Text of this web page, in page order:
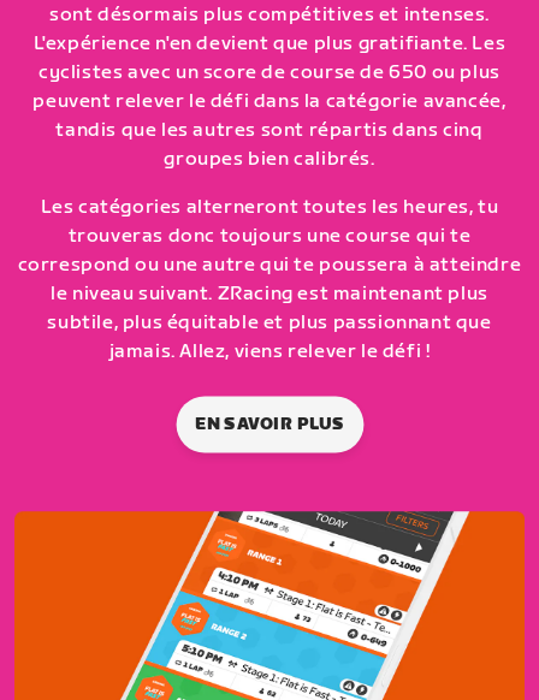
sont désormais plus compétitives et intenses.
L'expérience n'en devient que plus gratifiante. Les
cyclistes avec un score de course de 650 ou plus
peuvent relever le défi dans la catégorie avancée,
tandis que les autres sont répartis dans cinq
groupes bien calibrés.
Les catégories alterneront toutes les heures, tu
trouveras donc toujours une course qui te
correspond ou une autre qui te poussera à atteindre
le niveau suivant. ZRacing est maintenant plus
subtile, plus équitable et plus passionnant que
jamais. Allez, viens relever le défi !
EN SAVOIR PLUS